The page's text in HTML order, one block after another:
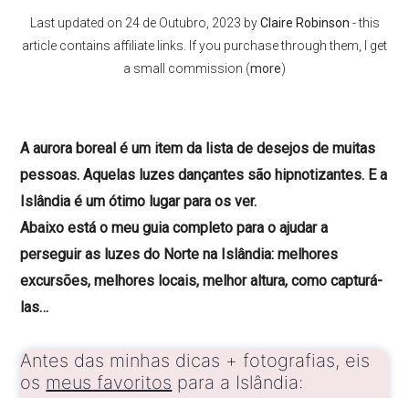
Last updated on 24 de Outubro, 2023 byClaire Robinson - this
article contains affiliate links. If you purchase through them, I get
a small commission (more)
A aurora boreal é um item da lista de desejos de muitas
pessoas. Aquelas luzes dançantes são hipnotizantes. E a
Islândia é um ótimo lugar para os ver.
Abaixo está o meu guia completo para o ajudar a
perseguir as luzes do Norte na Islândia: melhores
excursões, melhores locais, melhor altura, como capturá-
las…
Antes das minhas dicas + fotografias, eis
os meus favoritos para a Islândia: